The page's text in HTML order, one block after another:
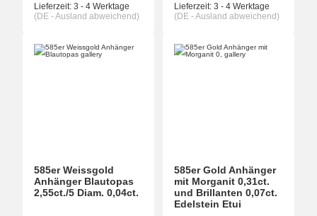
Lieferzeit: 3 - 4 Werktage
(DE - Ausland abweichend)
Lieferzeit: 3 - 4 Werktage
(DE - Ausland abweichend)
585er Weissgold
Anhänger Blautopas
2,55ct./5 Diam. 0,04ct.
585er Gold Anhänger
mit Morganit 0,31ct.
und Brillanten 0,07ct.
Edelstein Etui